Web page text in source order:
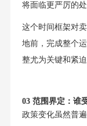
将面临更严厉的处
这个时间框架对
地前，完成整个
整尤为关键和紧迫
03 范围界定：谁
政策变化虽然普